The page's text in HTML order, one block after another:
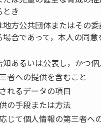
とき
方公共団体またはその
合であって，本人の同
あるいは公表し，かつ
者への提供を含むこと
れるデータの項目
の手段または方法
じて個人情報の第三者へ